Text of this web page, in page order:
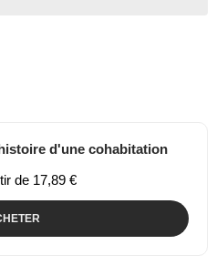
d'une cohabitation
de 17,89 €